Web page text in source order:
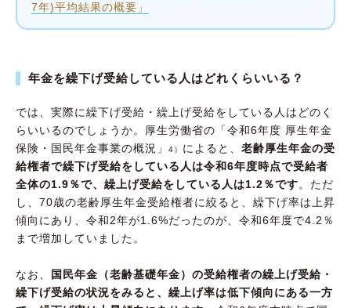
7年)平均結果の概要」
年金を繰下げ受給している人はどれくらいいる？
では、実際に繰下げ受給・繰上げ受給をしている人はどのく
らいいるのでしょうか。厚生労働省の「令和6年度 厚生年金
保険・国民年金事業の概況」
4） によると、 老齢厚生年金の受
給権者で繰下げ受給をしている人は令和6年度時点で受給者
全体の1.9％で、繰上げ受給をしている人は1.2％です。ただ
し、70歳の老齢厚生年金受給権者に絞ると、繰下げ率は上昇
傾向にあり、令和2年が1.6%だったのが、令和6年度で4.2％
まで増加していました。
なお、
国民年金（老齢基礎年金）の受給権者の繰上げ受給・
繰下げ受給の状況をみると、繰上げ率は低下傾向にある一方